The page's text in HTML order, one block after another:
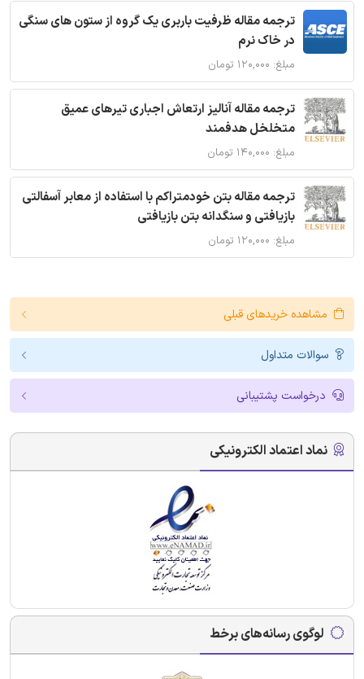
ترجمه مقاله ظرفیت باربری یک گروه از ستون های سنگی
در خاک نرم
مبلغ: ۱۲۰,۰۰۰ تومان
ترجمه مقاله آنالیز ارتعاش اجباری تیرهای عمیق
متخلخل هدفمند
مبلغ: ۱۴۰,۰۰۰ تومان
ترجمه مقاله بتن خودمتراکم با استفاده از معابر آسفالتی
بازیافتی و سنگدانه بتن بازیافتی
مبلغ: ۱۲۰,۰۰۰ تومان
مشاهده خریدهای قبلی
سوالات متداول
درخواست پشتیبانی
نماد اعتماد الکترونیکی
لوگوی رسانه‌های برخط